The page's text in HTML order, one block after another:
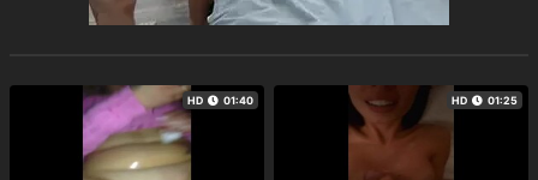
HD 01:40 HD 01:25